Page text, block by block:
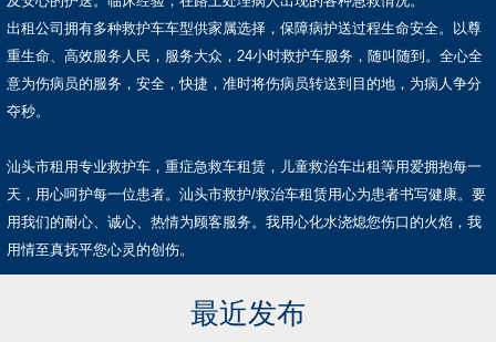
出租公司拥有多种救护车车型供家属选择，保障病护送过程生命安全。以尊
重生命、高效服务人民，服务大众，24小时救护车服务，随叫随到。全心全
意为伤病员的服务，安全，快捷，准时将伤病员转送到目的地，为病人争分
夺秒。
汕头市租用专业救护车，重症急救车租赁，儿童救治车出租等用爱拥抱每一
天，用心呵护每一位患者。汕头市救护/救治车租赁用心为患者书写健康。要
用我们的耐心、诚心、热情为顾客服务。我用心化水浇熄您伤口的火焰，我
用情至真抚平您心灵的创伤。
最近发布